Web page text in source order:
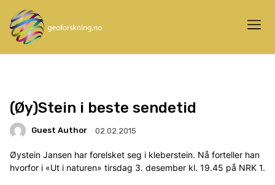
(Øy)Stein i beste sendetid
Guest Author 02.02.2015
Øystein Jansen har forelsket seg i kleberstein. Nå forteller han
hvorfor i «Ut i naturen» tirsdag 3. desember kl. 19.45 på NRK 1.